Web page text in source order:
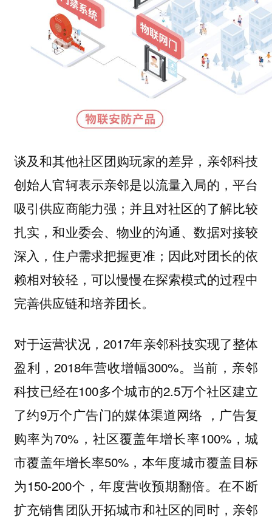
谈及和其他社区团购玩家的差异，亲邻科技
创始人官轲表示亲邻是以流量入局的，平台
吸引供应商能力强；并且对社区的了解比较
扎实，和业委会、物业的沟通、数据对接较
深入，住户需求把握更准；因此对团长的依
赖相对较轻，可以慢慢在探索模式的过程中
完善供应链和培养团长。
对于运营状况，2017年亲邻科技实现了整体
盈利，2018年营收增幅300%。当前，亲邻
科技已经在100多个城市的2.5万个社区建立
了约9万个广告门的媒体渠道网络 ，广告复
购率为70%，社区覆盖年增长率100%，城
市覆盖年增长率50%，本年度城市覆盖目标
为150-200个，年度营收预期翻倍。在不断
扩充销售团队开拓城市和社区的同时，亲邻